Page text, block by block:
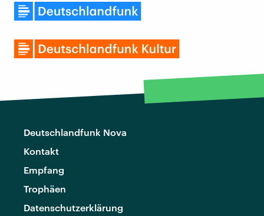
Deutschlandfunk Nova
Kontakt
Empfang
Trophäen
Datenschutzerklärung